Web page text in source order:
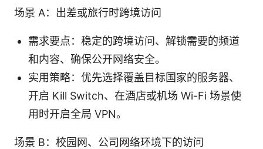
场景 A：出差或旅行时跨境访问
需求要点：稳定的跨境访问、解锁需要的频道
和内容、确保公开网络安全。
实用策略：优先选择覆盖目标国家的服务器、
开启 Kill Switch、在酒店或机场 Wi-Fi 场景使
用时开启全局 VPN。
场景 B：校园网、公司网络环境下的访问